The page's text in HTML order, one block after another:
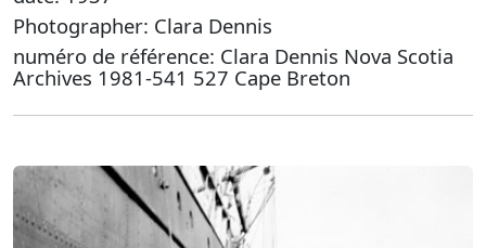
Photographer: Clara Dennis
numéro de référence: Clara Dennis Nova Scotia
Archives 1981-541 527 Cape Breton